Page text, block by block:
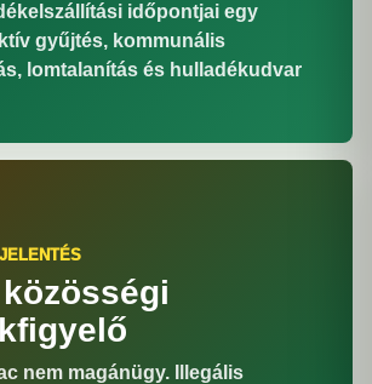
időpontjai egy
gyűjtés, kommunális
lomtalanítás és hulladékudvar
nem magánügy. Illegális